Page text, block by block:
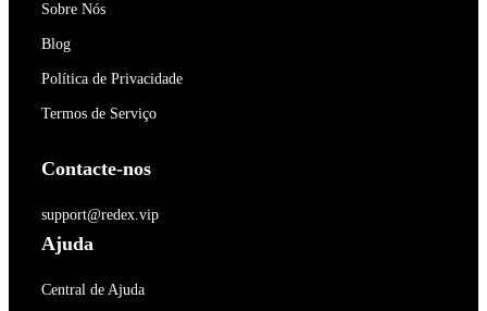
Sobre Nós
Blog
Política de Privacidade
Termos de Serviço
Contacte-nos
support@redex.vip
Ajuda
Central de Ajuda